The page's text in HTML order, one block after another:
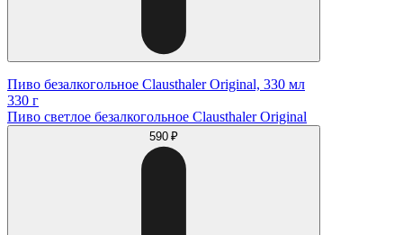
Пиво безалкогольное Clausthaler Original, 330 мл
330 г
Пиво светлое безалкогольное Clausthaler Original
590 ₽